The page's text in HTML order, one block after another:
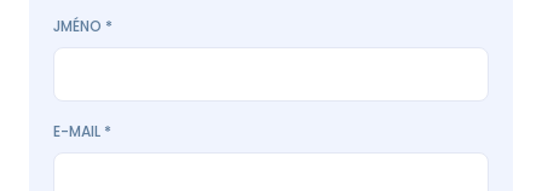
JMÉNO *
E-MAIL *